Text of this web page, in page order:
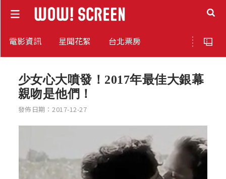
電影資訊 星聞花絮 台北票房
少女心大噴發！2017年最佳大銀幕
親吻是他們！
發佈日期：2017-12-27